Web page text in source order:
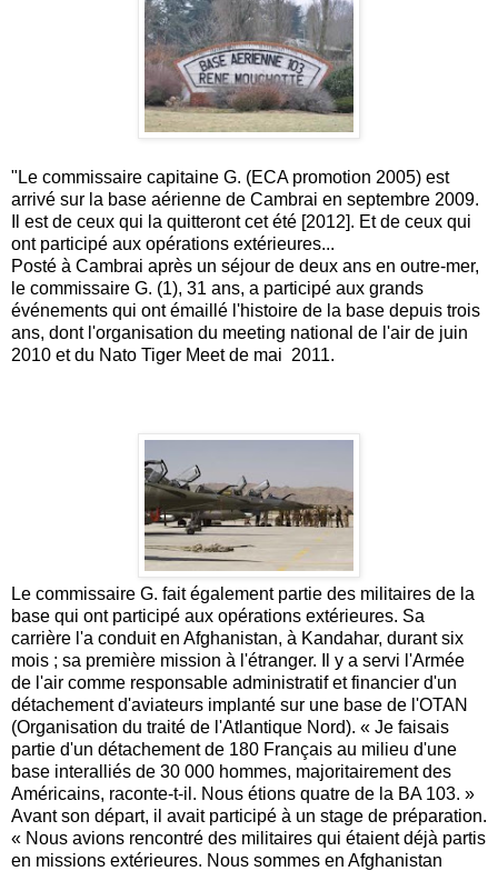
"Le commissaire capitaine G. (ECA promotion 2005) est
arrivé sur la base aérienne de Cambrai en septembre 2009.
Il est de ceux qui la quitteront cet été [2012]. Et de ceux qui
ont participé aux opérations extérieures...
Posté à Cambrai après un séjour de deux ans en outre-mer,
le commissaire G. (1), 31 ans, a participé aux grands
événements qui ont émaillé l'histoire de la base depuis trois
ans, dont l'organisation du meeting national de l'air de juin
2010 et du Nato Tiger Meet de mai 2011.
Le commissaire G. fait également partie des militaires de la
base qui ont participé aux opérations extérieures. Sa
carrière l'a conduit en Afghanistan, à Kandahar, durant six
mois ; sa première mission à l'étranger. Il y a servi l'Armée
de l'air comme responsable administratif et financier d'un
détachement d'aviateurs implanté sur une base de l'OTAN
(Organisation du traité de l'Atlantique Nord). « Je faisais
partie d'un détachement de 180 Français au milieu d'une
base interalliés de 30 000 hommes, majoritairement des
Américains, raconte-t-il. Nous étions quatre de la BA 103. »
Avant son départ, il avait participé à un stage de préparation.
« Nous avions rencontré des militaires qui étaient déjà partis
en missions extérieures. Nous sommes en Afghanistan